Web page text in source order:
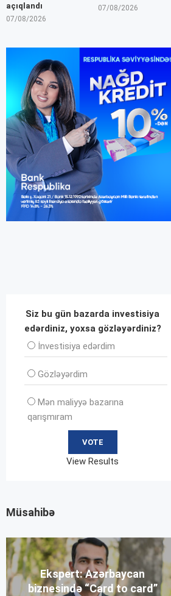
açıqlandı
07/08/2026
07/08/2026
Siz bu gün bazarda investisiya
edərdiniz, yoxsa gözləyərdiniz?
İnvеstisiya edərdim
Gözləyərdim
Mən maliyyə bazarına
qarışmıram
View Results
Müsahibə
Ekspert: Azərbaycan
biznesində “Card to card”